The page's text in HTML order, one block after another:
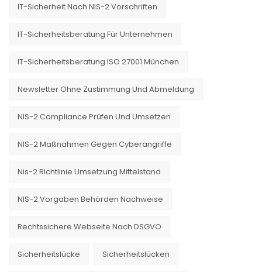
IT-Sicherheit Nach NIS-2 Vorschriften
IT-Sicherheitsberatung Für Unternehmen
IT-Sicherheitsberatung ISO 27001 München
Newsletter Ohne Zustimmung Und Abmeldung
NIS-2 Compliance Prüfen Und Umsetzen
NIS-2 Maßnahmen Gegen Cyberangriffe
Nis-2 Richtlinie Umsetzung Mittelstand
NIS-2 Vorgaben Behörden Nachweise
Rechtssichere Webseite Nach DSGVO
Sicherheitslücke Sicherheitslücken